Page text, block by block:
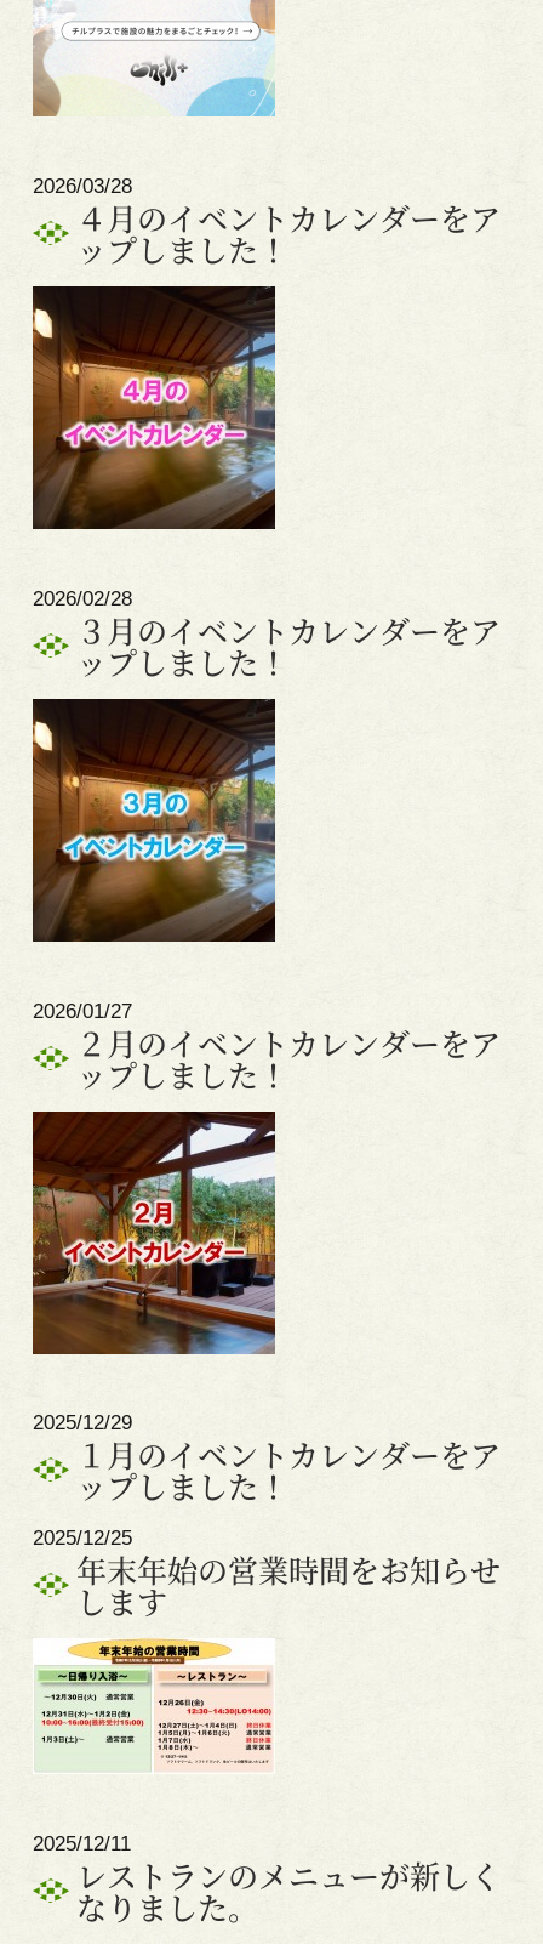
2026/03/28
４月のイベントカレンダーをア
ップしました！
2026/02/28
３月のイベントカレンダーをア
ップしました！
2026/01/27
２月のイベントカレンダーをア
ップしました！
2025/12/29
１月のイベントカレンダーをア
ップしました！
2025/12/25
年末年始の営業時間をお知らせ
します
2025/12/11
レストランのメニューが新しく
なりました。